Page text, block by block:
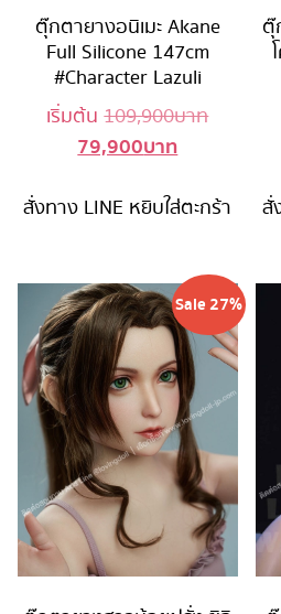
ตุ๊กตายางอนิเมะ Akane
Full Silicone 147cm
#Character Lazuli
เริ่มต้น109,900บาทOriginal
109,900
79,900บาทCurrent
is:
สั่งทาง LINE หยิบใส่ตะกร้า
ตุ๊
สั่
Sale 27%